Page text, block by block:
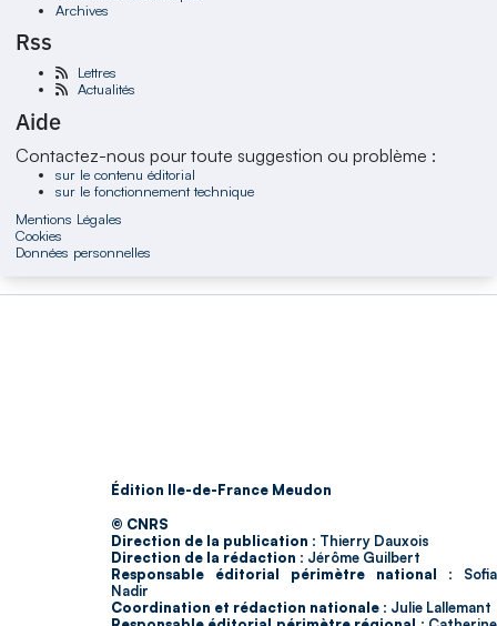
Archives
Rss
Lettres
Actualités
Aide
Contactez-nous pour toute suggestion ou problème :
sur le contenu éditorial
sur le fonctionnement technique
Mentions Légales
Cookies
Données personnelles
Édition Ile-de-France Meudon
© CNRS
Direction de la publication : Thierry Dauxois
Direction de la rédaction : Jérôme Guilbert
Responsable éditorial périmètre national : Sofia
Nadir
Coordination et rédaction nationale : Julie Lallemant